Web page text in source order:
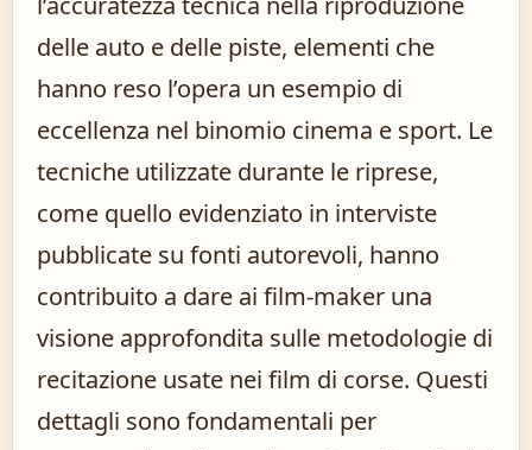
delle auto e delle piste, elementi che
hanno reso l’opera un esempio di
eccellenza nel binomio cinema e sport. Le
tecniche utilizzate durante le riprese,
come quello evidenziato in interviste
pubblicate su fonti autorevoli, hanno
contribuito a dare ai film-maker una
visione approfondita sulle metodologie di
recitazione usate nei film di corse. Questi
dettagli sono fondamentali per